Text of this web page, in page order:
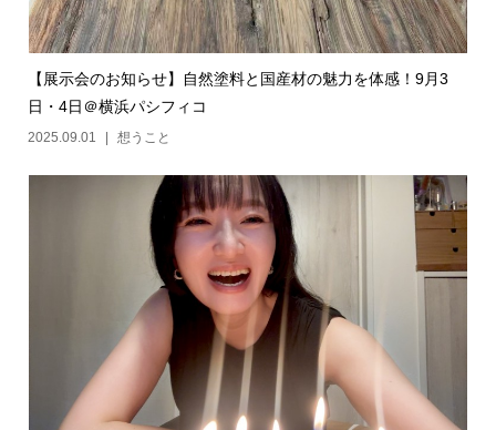
【展示会のお知らせ】自然塗料と国産材の魅力を体感！9月3
日・4日＠横浜パシフィコ
2025.09.01 想うこと